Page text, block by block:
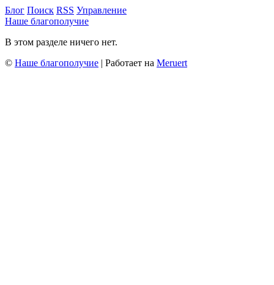
Блог Поиск RSS Управление
Наше благополучие
В этом разделе ничего нет.
© Наше благополучие | Работает на Meruert